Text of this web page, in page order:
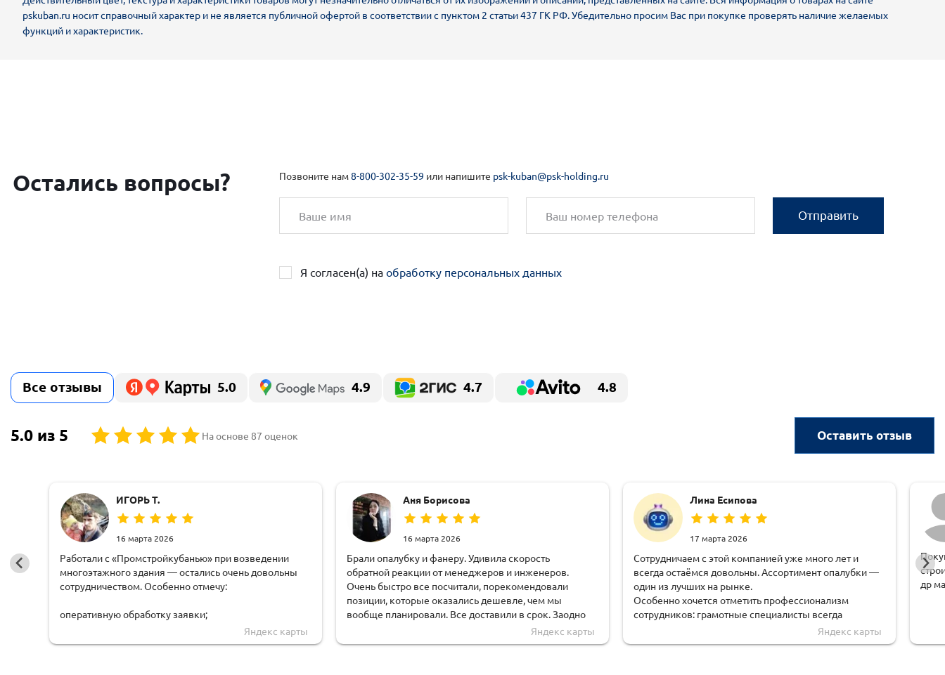
pskuban.ru носит справочный характер и не является публичной офертой в соответствии с пунктом 2 статьи 437 ГК РФ. Убедительно просим Вас при покупке проверять наличие желаемых
функций и характеристик.
Остались вопросы? Позвоните нам8-800-302-35-59 или напишите psk-kuban@psk-holding.ru
Отправить
Я согласен(а) на обработку персональных данных
Все отзывы 5.0 4.9 4.7 4.8
5.0 из 5 На основе 87 оценок Оставить отзыв
ИГОРЬ Т.
16 марта 2026
Работали с «Промстройкубанью» при возведении
многоэтажного здания — остались очень довольны
сотрудничеством. Особенно отмечу:
оперативную обработку заявки;
чёткую логистику и соблюдение сроков доставки;
Яндекс карты
Аня Борисова
16 марта 2026
Брали опалубку и фанеру. Удивила скорость
обратной реакции от менеджеров и инженеров.
Очень быстро все посчитали, порекомендовали
позиции, которые оказались дешевле, чем мы
вообще планировали. Все доставили в срок. Заодно
тут и взяли оборудование в аренду, что очень удобно.
Яндекс карты
Лина Есипова
17 марта 2026
Сотрудничаем с этой компанией уже много лет и
всегда остаёмся довольны. Ассортимент опалубки —
один из лучших на рынке.
Особенно хочется отметить профессионализм
сотрудников: грамотные специалисты всегда
помогут с расчётами, подскажут оптимальные
решения и поддержат на всех этапах.
Яндекс карты
др